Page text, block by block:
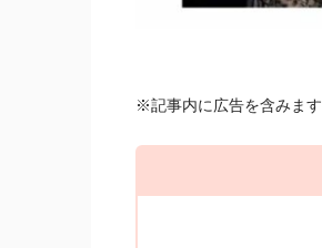
※記事内に広告を含みます